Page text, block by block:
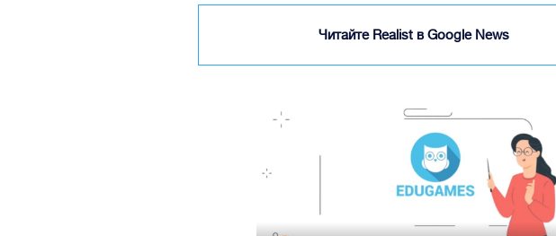
Читайте Realist в Google News